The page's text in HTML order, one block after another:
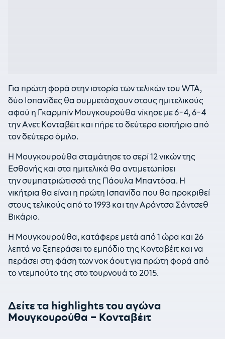
Για πρώτη φορά στην ιστορία των τελικών του WTA,
δύο Ισπανίδες θα συμμετάσχουν στους ημιτελικούς
αφού η Γκαρμπίν Μουγκουρούθα νίκησε με 6-4, 6-4
την Ανετ Κονταβέιτ και πήρε το δεύτερο εισιτήριο από
τον δεύτερο όμιλο.
Η Μουγκουρούθα σταμάτησε το σερί 12 νικών της
Εσθονής και στα ημιτελικά θα αντιμετωπίσει
την συμπατριώτισσά της Πάουλα Μπαντόσα. Η
νικήτρια θα είναι η πρώτη Ισπανίδα που θα προκριθεί
στους τελικούς από το 1993 και την Αράντσα Σάντσεθ
Βικάριο.
Η Μουγκουρούθα, κατάφερε μετά από 1 ώρα και 26
λεπτά να ξεπεράσει το εμπόδιο της Κονταβέιτ και να
περάσει στη φάση των νοκ άουτ για πρώτη φορά από
το ντεμπούτο της στο τουρνουά το 2015.
Δείτε τα highlights του αγώνα
Μουγκουρούθα – Κονταβέιτ